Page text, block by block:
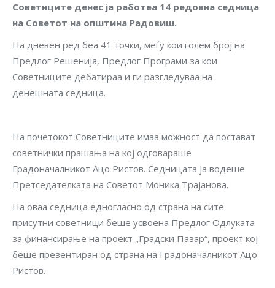
Советнците денес ја работеа 14 редовна седница
на Советот на општина Радовиш.
На дневен ред беа 41 точки, меѓу кои голем број на
Предлог Решенија, Предлог Програми за кои
Советниците дебатираа и ги разгледуваа на
денешната седница.
На почетокот Советниците имаа можност да постават
советнички прашања на кој одговараше
Градоначалникот Ацо Ристов. Седницата ја водеше
Претседателката на Советот Моника Трајанова.
На оваа седница едногласно од страна на сите
присутни советници беше усвоена Предлог Одлуката
за финансирање на проект „Градски Пазар“, проект кој
беше презентиран од страна на Градоначалникот Ацо
Ристов.